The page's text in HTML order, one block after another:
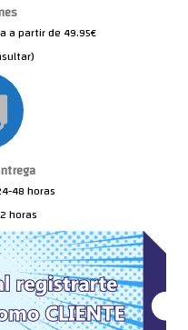
a partir de 49.95€
48 horas
horas